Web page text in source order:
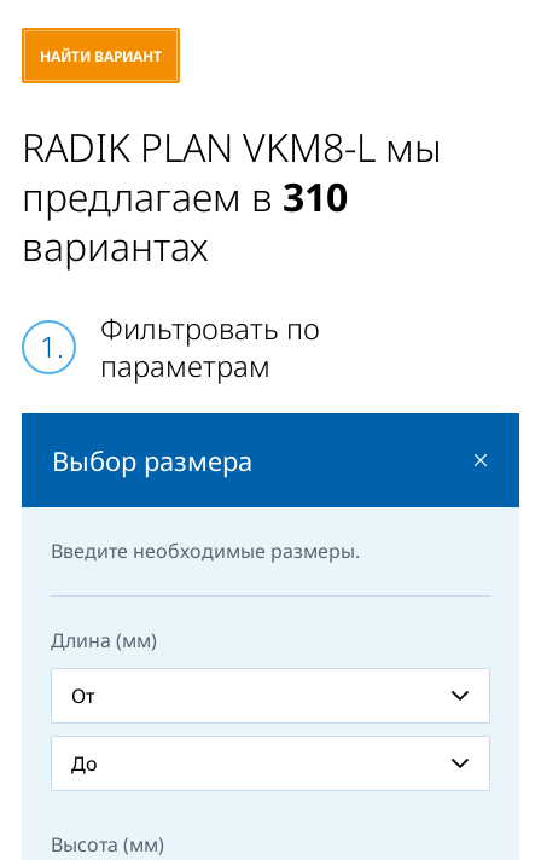
НАЙТИ ВАРИАНТ
RADIK PLAN VKM8-L мы
предлагаем в 310
вариантах
Фильтровать по
параметрам
Выбор размера
Введите необходимые размеры.
Длина (мм)
Высота (мм)